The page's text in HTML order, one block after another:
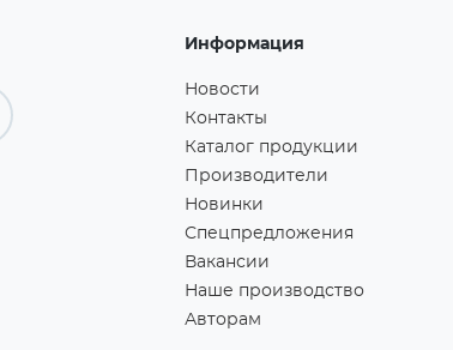
Информация
Новости
Контакты
Каталог продукции
Производители
Новинки
Спецпредложения
Вакансии
Наше производство
Авторам